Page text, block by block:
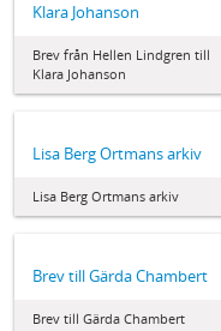
Klara Johanson
Brev från Hellen Lindgren till
Klara Johanson
Lisa Berg Ortmans arkiv
Lisa Berg Ortmans arkiv
Brev till Gärda Chambert
Brev till Gärda Chambert